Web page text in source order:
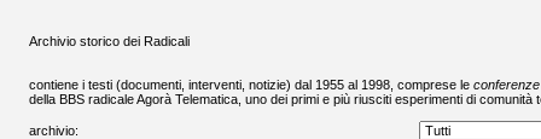
Archivio storico dei Radicali
contiene i testi (documenti, interventi, notizie) dal 1955 al 1998, comprese le conferenze
della BBS radicaleAgorà Telematica , uno dei primi e più riusciti esperimenti di comunità
archivio: